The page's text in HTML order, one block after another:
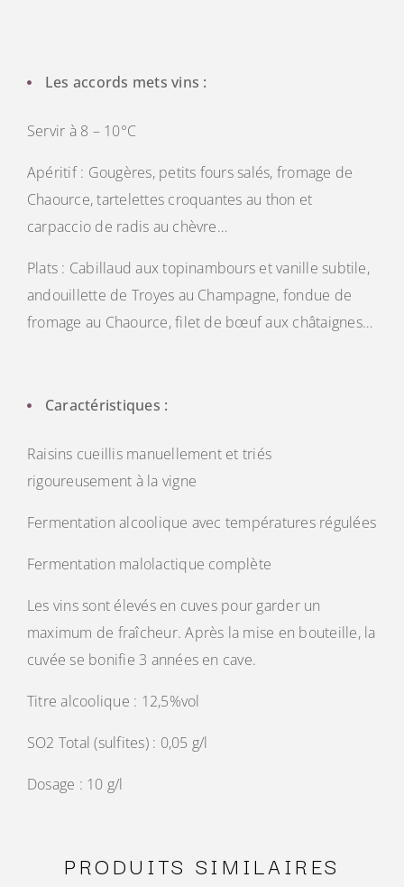
Les accords mets vins :
Servir à 8 – 10°C
Apéritif : Gougères, petits fours salés, fromage de
Chaource, tartelettes croquantes au thon et
carpaccio de radis au chèvre…
Plats : Cabillaud aux topinambours et vanille subtile,
andouillette de Troyes au Champagne, fondue de
fromage au Chaource, filet de bœuf aux châtaignes…
Caractéristiques :
Raisins cueillis manuellement et triés
rigoureusement à la vigne
Fermentation alcoolique avec températures régulées
Fermentation malolactique complète
Les vins sont élevés en cuves pour garder un
maximum de fraîcheur. Après la mise en bouteille, la
cuvée se bonifie 3 années en cave.
Titre alcoolique : 12,5%vol
SO2 Total (sulfites) : 0,05 g/l
Dosage : 10 g/l
PRODUITS SIMILAIRES